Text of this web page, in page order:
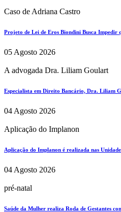
Caso de Adriana Castro
Projeto de Lei de Eros Biondini Busca Impedir
05 Agosto 2026
A advogada Dra. Liliam Goulart
Especialista em Direito Bancário, Dra. Liliam
04 Agosto 2026
Aplicação do Implanon
Aplicação do Implanon é realizada nas
04 Agosto 2026
pré-natal
Saúde da Mulher realiza Roda de Gestantes